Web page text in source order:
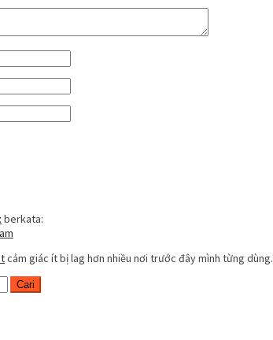
berkata:
cảm giác ít bị lag hơn nhiều nơi trước đây mình từng dùng.